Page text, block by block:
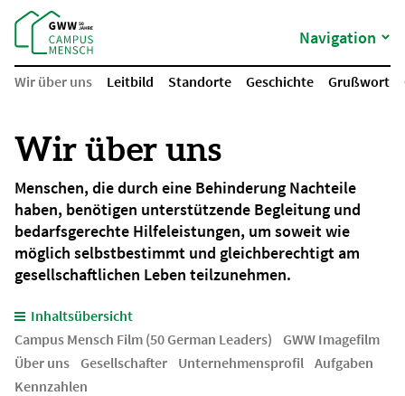
Navigation
Wir über uns Leitbild Standorte Geschichte Grußwort
Wir über uns
Menschen, die durch eine Behinderung Nachteile
haben, benötigen unterstützende Begleitung und
bedarfsgerechte Hilfeleistungen, um soweit wie
möglich selbstbestimmt und gleichberechtigt am
gesellschaftlichen Leben teilzunehmen.
Inhaltsübersicht
Campus Mensch Film (50 German Leaders)
GWW Imagefilm
Über uns Gesellschafter Unternehmensprofil Aufgaben
Kennzahlen